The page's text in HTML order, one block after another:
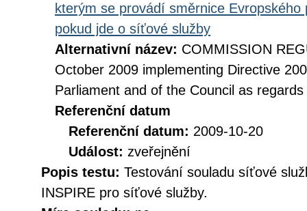
kterým se provádí směrnice
pokud jde o síťové služby
Alternativní název: COMMISSION
October 2009 implementing Directive
Parliament and of the Council as
Referenční datum
Referenční datum: 2009-10-20
Událost: zveřejnění
Popis testu: Testování souladu síťové
INSPIRE pro síťové služby.